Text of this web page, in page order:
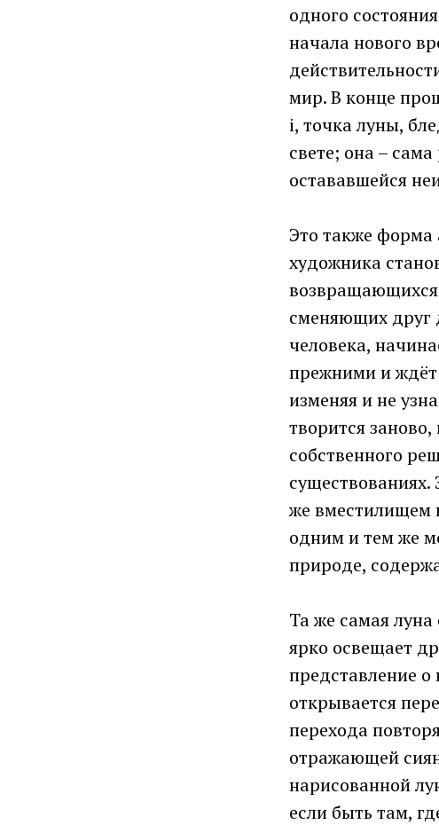
одного
начала нового
мир. В конце
i, точка луны,
свете; она –
остававшейся
Это также форма
художника
возвращающихся
сменяющих друг
человека,
прежними и ждёт
изменяя и не
творится
собственного
существованиях.
же вместилищем
одним и тем же
природе,
Та же самая
ярко освещает
представление о
открывается
перехода
отражающей
нарисованной
если быть там,